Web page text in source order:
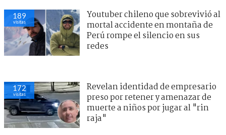
189
visitas
Youtuber chileno que sobrevivió al
mortal accidente en montaña de
Perú rompe el silencio en sus
redes
172
visitas
Revelan identidad de empresario
preso por retener y amenazar de
muerte a niños por jugar al "rin
raja"